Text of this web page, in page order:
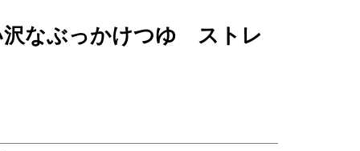
沢なぶっかけつゆ ストレ